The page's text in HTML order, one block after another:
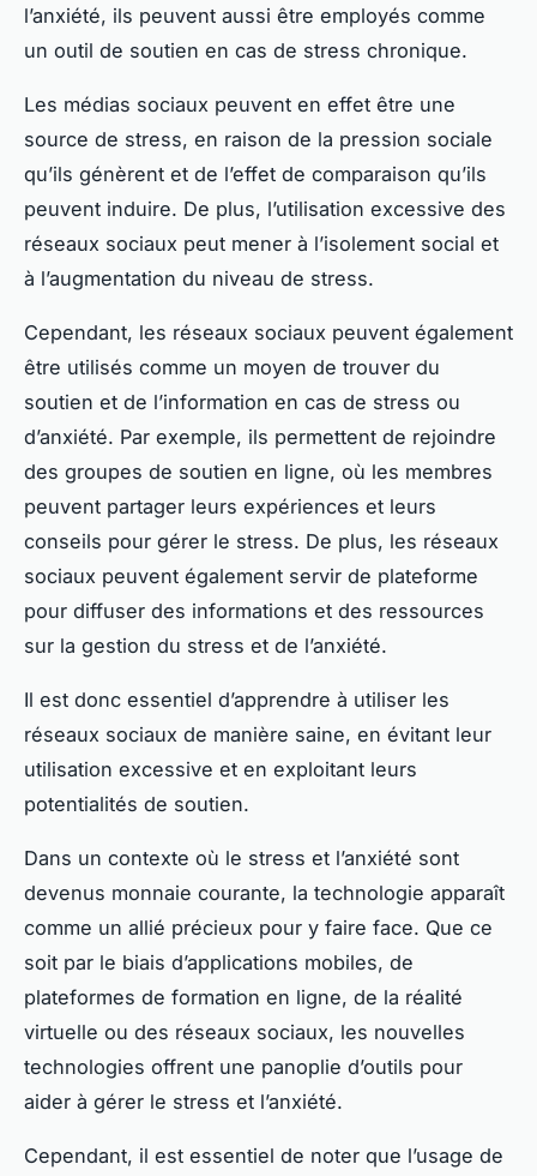
l’anxiété, ils peuvent aussi être employés comme
un outil de soutien en cas de stress chronique.
Les médias sociaux peuvent en effet être une
source de stress, en raison de la pression sociale
qu’ils génèrent et de l’effet de comparaison qu’ils
peuvent induire. De plus, l’utilisation excessive des
réseaux sociaux peut mener à l’isolement social et
à l’augmentation du niveau de stress.
Cependant, les réseaux sociaux peuvent également
être utilisés comme un moyen de trouver du
soutien et de l’information en cas de stress ou
d’anxiété. Par exemple, ils permettent de rejoindre
des groupes de soutien en ligne, où les membres
peuvent partager leurs expériences et leurs
conseils pour gérer le stress. De plus, les réseaux
sociaux peuvent également servir de plateforme
pour diffuser des informations et des ressources
sur la gestion du stress et de l’anxiété.
Il est donc essentiel d’apprendre à utiliser les
réseaux sociaux de manière saine, en évitant leur
utilisation excessive et en exploitant leurs
potentialités de soutien.
Dans un contexte où le stress et l’anxiété sont
devenus monnaie courante, la technologie apparaît
comme un allié précieux pour y faire face. Que ce
soit par le biais d’applications mobiles, de
plateformes de formation en ligne, de la réalité
virtuelle ou des réseaux sociaux, les nouvelles
technologies offrent une panoplie d’outils pour
aider à gérer le stress et l’anxiété.
Cependant, il est essentiel de noter que l’usage de